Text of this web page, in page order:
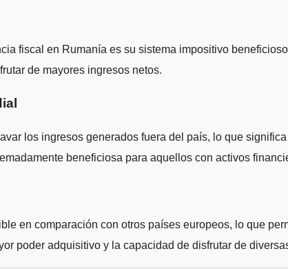
fiscal en Rumanía es su sistema impositivo
de mayores ingresos netos.
los ingresos generados fuera del país, lo que
beneficiosa para aquellos con activos
en comparación con otros países europeos, lo que
poder adquisitivo y la capacidad de disfrutar de